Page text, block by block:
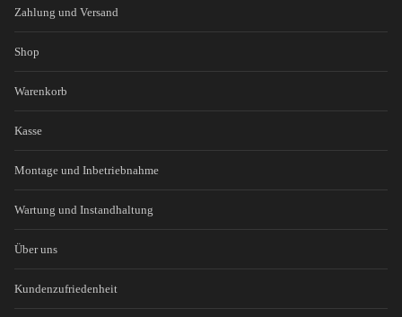
Zahlung und Versand
Shop
Warenkorb
Kasse
Montage und Inbetriebnahme
Wartung und Instandhaltung
Über uns
Kundenzufriedenheit